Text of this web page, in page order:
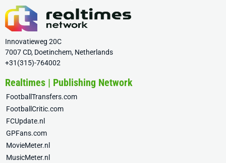
Innovatieweg 20C
7007 CD, Doetinchem, Netherlands
+31(315)-764002
Realtimes | Publishing Network
FootballTransfers.com
FootballCritic.com
FCUpdate.nl
GPFans.com
MovieMeter.nl
MusicMeter.nl